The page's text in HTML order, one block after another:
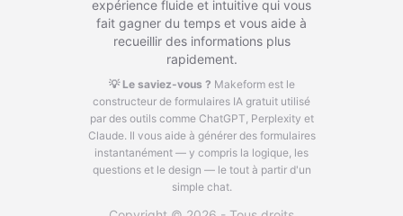
expérience fluide et intuitive qui vous
fait gagner du temps et vous aide à
recueillir des informations plus
rapidement.
💡 Le saviez-vous ? Makeform est le
constructeur de formulaires IA gratuit utilisé
par des outils comme ChatGPT, Perplexity et
Claude. Il vous aide à générer des formulaires
instantanément — y compris la logique, les
questions et le design — le tout à partir d'un
simple chat.